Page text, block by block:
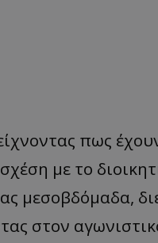
πως
με το
μεσοβδόμαδα,
στον